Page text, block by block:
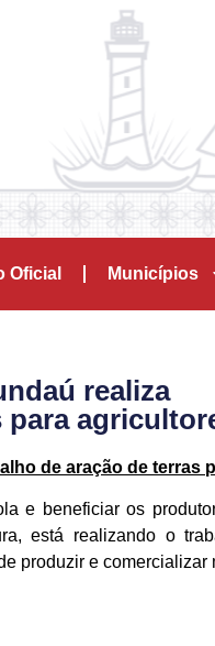
Oficial Municípios
realiza
para
de aração de terras
e beneficiar os
está realizando o
produzir e comercializar